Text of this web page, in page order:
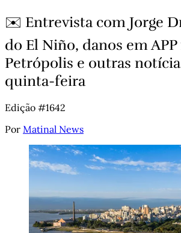
✉️ Entrevista com Jorge
do El Niño, danos em APP
Petrópolis e outras
quinta-feira
Edição #1642
Por Matinal News